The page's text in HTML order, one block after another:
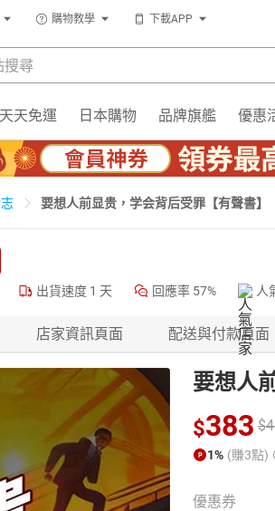
購物教學 下載APP
天天免運 日本購物 品牌旗艦 優惠
要想人前显贵，学会背后受罪【有聲書】
出貨速度 1 天 回應率 57% 人
店家資訊頁面 配送與付款頁面
要想人
$383 $
1% (賺3點)
優惠券